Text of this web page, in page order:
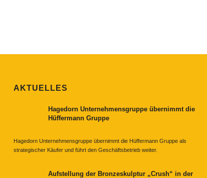
AKTUELLES
Hagedorn Unternehmensgruppe übernimmt die
Hüffermann Gruppe
Hagedorn Unternehmensgruppe übernimmt die Hüffermann Gruppe als
strategischer Käufer und führt den Geschäftsbetrieb weiter.
Aufstellung der Bronzeskulptur „Crush“ in der